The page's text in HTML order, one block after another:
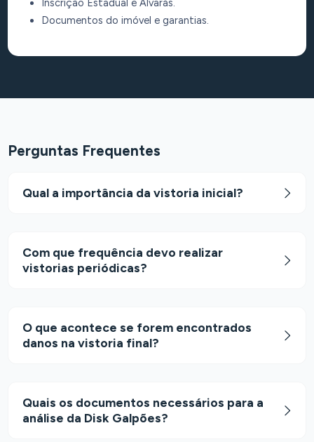
Inscrição Estadual e Alvarás.
Documentos do imóvel e garantias.
Perguntas Frequentes
Qual a importância da vistoria inicial?
Com que frequência devo realizar
vistorias periódicas?
O que acontece se forem encontrados
danos na vistoria final?
Quais os documentos necessários para a
análise da Disk Galpões?